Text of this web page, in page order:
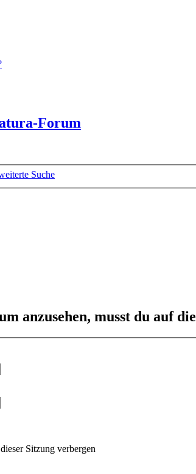
Forum
Suche
anzusehen, musst du auf
Sitzung verbergen